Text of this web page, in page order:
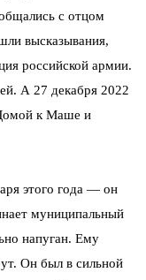
с отцом
высказывания,
российской армии.
А 27 декабря 2022
Домой к Маше и
этого года — он
муниципальный
напуган. Ему
Он был в сильной